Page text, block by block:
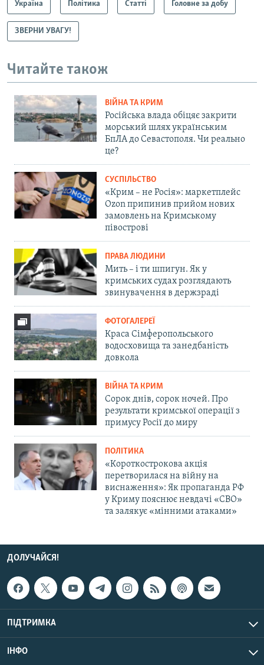
Україна Політика Статті Головне за добу
ЗВЕРНИ УВАГУ!
Читайте також
ВІЙНА ТА КРИМ
Російська влада обіцяє закрити
морський шлях українським
БпЛА до Севастополя. Чи реально
це?
СУСПІЛЬСТВО
«Крим – не Росія»: маркетплейс
Ozon припинив прийом нових
замовлень на Кримському
півострові
ПРАВА ЛЮДИНИ
Мить – і ти шпигун. Як у
кримських судах розглядають
звинувачення в держзраді
ФОТОГАЛЕРЕЇ
Краса Сімферопольського
водосховища та занедбаність
довкола
ВІЙНА ТА КРИМ
Сорок днів, сорок ночей. Про
результати кримської операції з
примусу Росії до миру
ПОЛІТИКА
«Короткострокова акція
перетворилася на війну на
виснаження»: Як пропаганда РФ
у Криму пояснює невдачі «СВО»
та залякує «мінними атаками»
ДОЛУЧАЙСЯ!
ПІДТРИМКА
ІНФО